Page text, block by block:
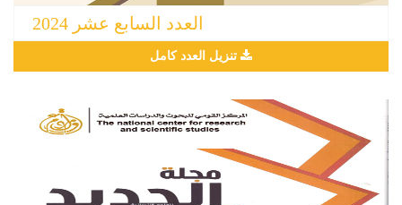
العدد السابع عشر 2024
تنزيل العدد كامل